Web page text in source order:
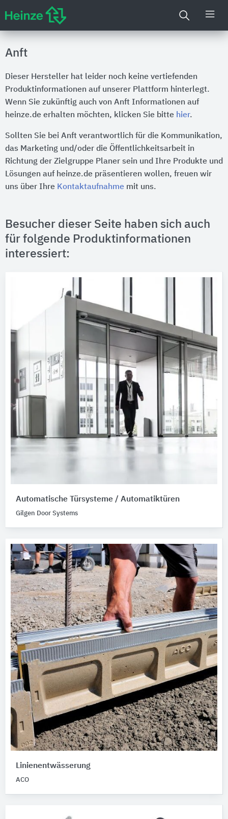
Anft
Dieser Hersteller hat leider noch keine vertiefenden
Produktinformationen auf unserer Plattform hinterlegt.
Wenn Sie zukünftig auch von Anft Informationen auf
heinze.de erhalten möchten, klicken Sie bitte hier.
Sollten Sie bei Anft verantwortlich für die Kommunikation,
das Marketing und/oder die Öffentlichkeitsarbeit in
Richtung der Zielgruppe Planer sein und Ihre Produkte und
Lösungen auf heinze.de präsentieren wollen, freuen wir
uns über Ihre Kontaktaufnahme mit uns.
Besucher dieser Seite haben sich auch
für folgende Produktinformationen
interessiert:
Automatische Türsysteme / Automatiktüren
Gilgen Door Systems
Linienentwässerung
ACO